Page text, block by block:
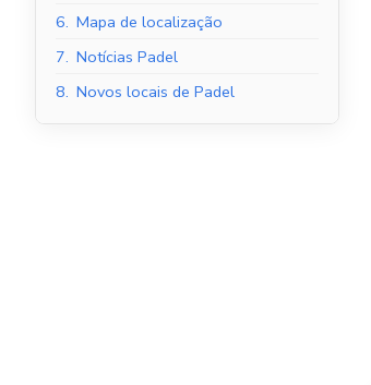
6. Mapa de localização
7. Notícias Padel
8. Novos locais de Padel